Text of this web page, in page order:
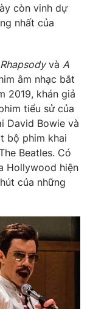
còn vinh dự
nhất của
và A
âm nhạc bắt
2019, khán giả
tiểu sử của
David Bowie và
bộ phim khai
Beatles. Có
Hollywood hiện
của những